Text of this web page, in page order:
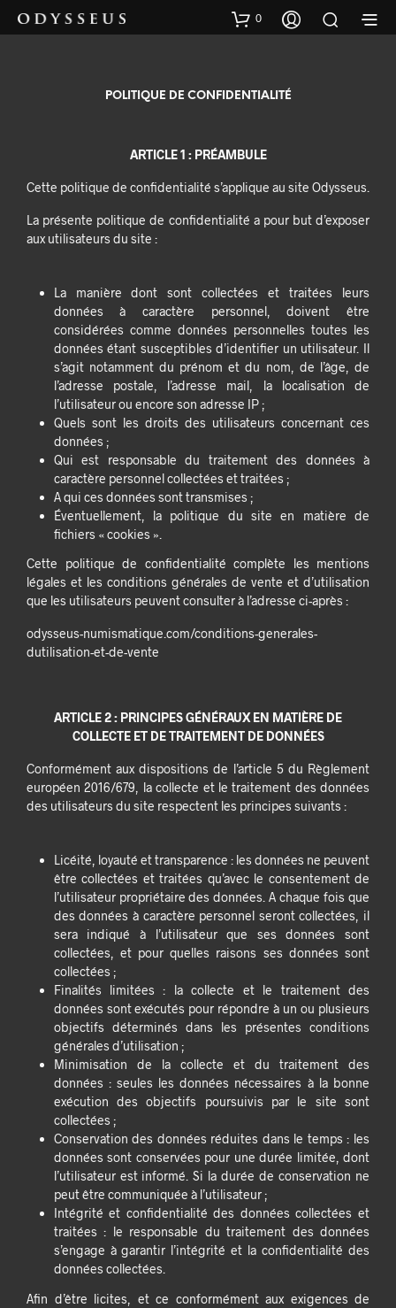
0
POLITIQUE DE CONFIDENTIALITÉ
ARTICLE 1 : PRÉAMBULE
Cette politique de confidentialité s’applique au site Odysseus.
La présente politique de confidentialité a pour but d’exposer
aux utilisateurs du site :
La manière dont sont collectées et traitées leurs
données à caractère personnel, doivent être
considérées comme données personnelles toutes les
données étant susceptibles d’identifier un utilisateur. Il
s’agit notamment du prénom et du nom, de l’âge, de
l’adresse postale, l’adresse mail, la localisation de
l’utilisateur ou encore son adresse IP ;
Quels sont les droits des utilisateurs concernant ces
données ;
Qui est responsable du traitement des données à
caractère personnel collectées et traitées ;
A qui ces données sont transmises ;
Éventuellement, la politique du site en matière de
fichiers « cookies ».
Cette politique de confidentialité complète les mentions
légales et les conditions générales de vente et d’utilisation
que les utilisateurs peuvent consulter à l’adresse ci-après :
odysseus-numismatique.com/conditions-generales-
dutilisation-et-de-vente
ARTICLE 2 : PRINCIPES GÉNÉRAUX EN MATIÈRE DE
COLLECTE ET DE TRAITEMENT DE DONNÉES
Conformément aux dispositions de l’article 5 du Règlement
européen 2016/679, la collecte et le traitement des données
des utilisateurs du site respectent les principes suivants :
Licéité, loyauté et transparence : les données ne peuvent
être collectées et traitées qu’avec le consentement de
l’utilisateur propriétaire des données. A chaque fois que
des données à caractère personnel seront collectées, il
sera indiqué à l’utilisateur que ses données sont
collectées, et pour quelles raisons ses données sont
collectées ;
Finalités limitées : la collecte et le traitement des
données sont exécutés pour répondre à un ou plusieurs
objectifs déterminés dans les présentes conditions
générales d’utilisation ;
Minimisation de la collecte et du traitement des
données : seules les données nécessaires à la bonne
exécution des objectifs poursuivis par le site sont
collectées ;
Conservation des données réduites dans le temps : les
données sont conservées pour une durée limitée, dont
l’utilisateur est informé. Si la durée de conservation ne
peut être communiquée à l’utilisateur ;
Intégrité et confidentialité des données collectées et
traitées : le responsable du traitement des données
s’engage à garantir l’intégrité et la confidentialité des
données collectées.
Afin d’être licites, et ce conformément aux exigences de